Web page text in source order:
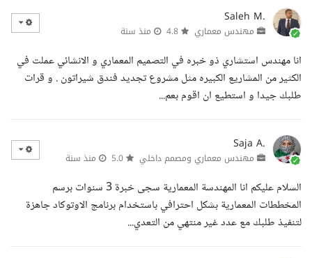
Saleh M.
مهندس معماري منذ سنة
انا مهندس استشاري ذو خبره في التصميم المعماري و الانشائي عملت في
الكثير من المشاريع الكبيره مثل مشروع تجديد فندق شيراتون . و قرات
طلبك جيدا و استطيع ان اقوم بعم...
Saja A.
مهندس معماري ومصمم داخلي منذ سنة
السلام عليكم انا المهندسة المعمارية سجى خبرة 3 سنوات برسم
المخططات المعمارية بشكل احترافي باستخدام برنامج الاوتوكاد جاهزة
لتنفيذ طلبك مع عدد غير منتهي من التعدي...